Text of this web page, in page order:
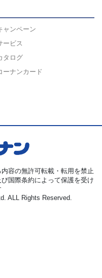
ャンペーン
ービス
タログ
ーナンカード
容の無許可転載・転用を禁止
国際条約によって保護を受け
ALL Rights Reserved.